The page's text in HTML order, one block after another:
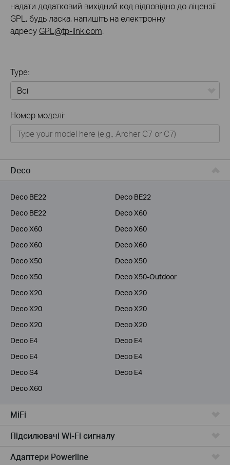
надати додатковий вихідний код відповідно до ліцензії
GPL, будь ласка, напишіть на електронну
адресу GPL@tp-link.com
Type:
Для дому
Розумний будинок
Для інтернет-провайдерів
Номер моделі:
Deco
Deco BE22
Deco BE22
Deco BE22
Deco X60
Deco X60
Deco X60
Deco X60
Deco X60
Deco X50
Deco X50
Deco X50
Deco X50-Outdoor
Deco X20
Deco X20
Deco X20
Deco X20
Deco X20
Deco X20
Deco E4
Deco E4
Deco E4
Deco E4
Deco S4
Deco E4
Deco X60
MiFi
Підсилювачi Wi-Fi сигналу
Адаптери Powerline